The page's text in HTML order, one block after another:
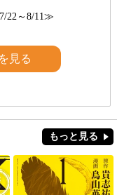
22～8/11≫
見る
もっと見る